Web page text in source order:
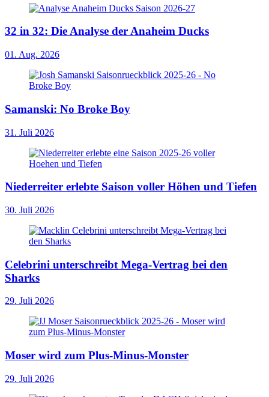
32 in 32: Die Analyse der Anaheim Ducks
01. Aug. 2026
Samanski: No Broke Boy
31. Juli 2026
Niederreiter erlebte Saison voller Höhen und Tiefen
30. Juli 2026
Celebrini unterschreibt Mega-Vertrag bei den
Sharks
29. Juli 2026
Moser wird zum Plus-Minus-Monster
29. Juli 2026